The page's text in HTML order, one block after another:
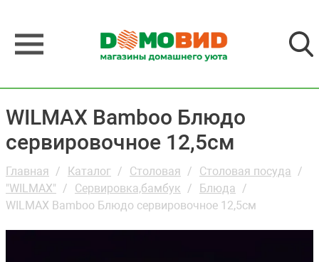
WILMAX Bamboo Блюдо
сервировочное 12,5см
Главная Каталог Столовая
Столовая посуда
"WILMAX"
Сервировка,бамбук
Блюда
WILMAX Bamboo Блюдо сервировочное 12,5см